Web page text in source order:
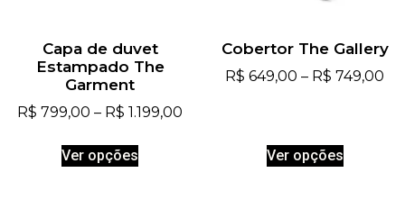
Capa de duvet
Estampado The
Garment
R$ 799,00 – R$ 1.199,00
Ver opções
Cobertor The Gallery
R$ 649,00 – R$ 749,00
Ver opções